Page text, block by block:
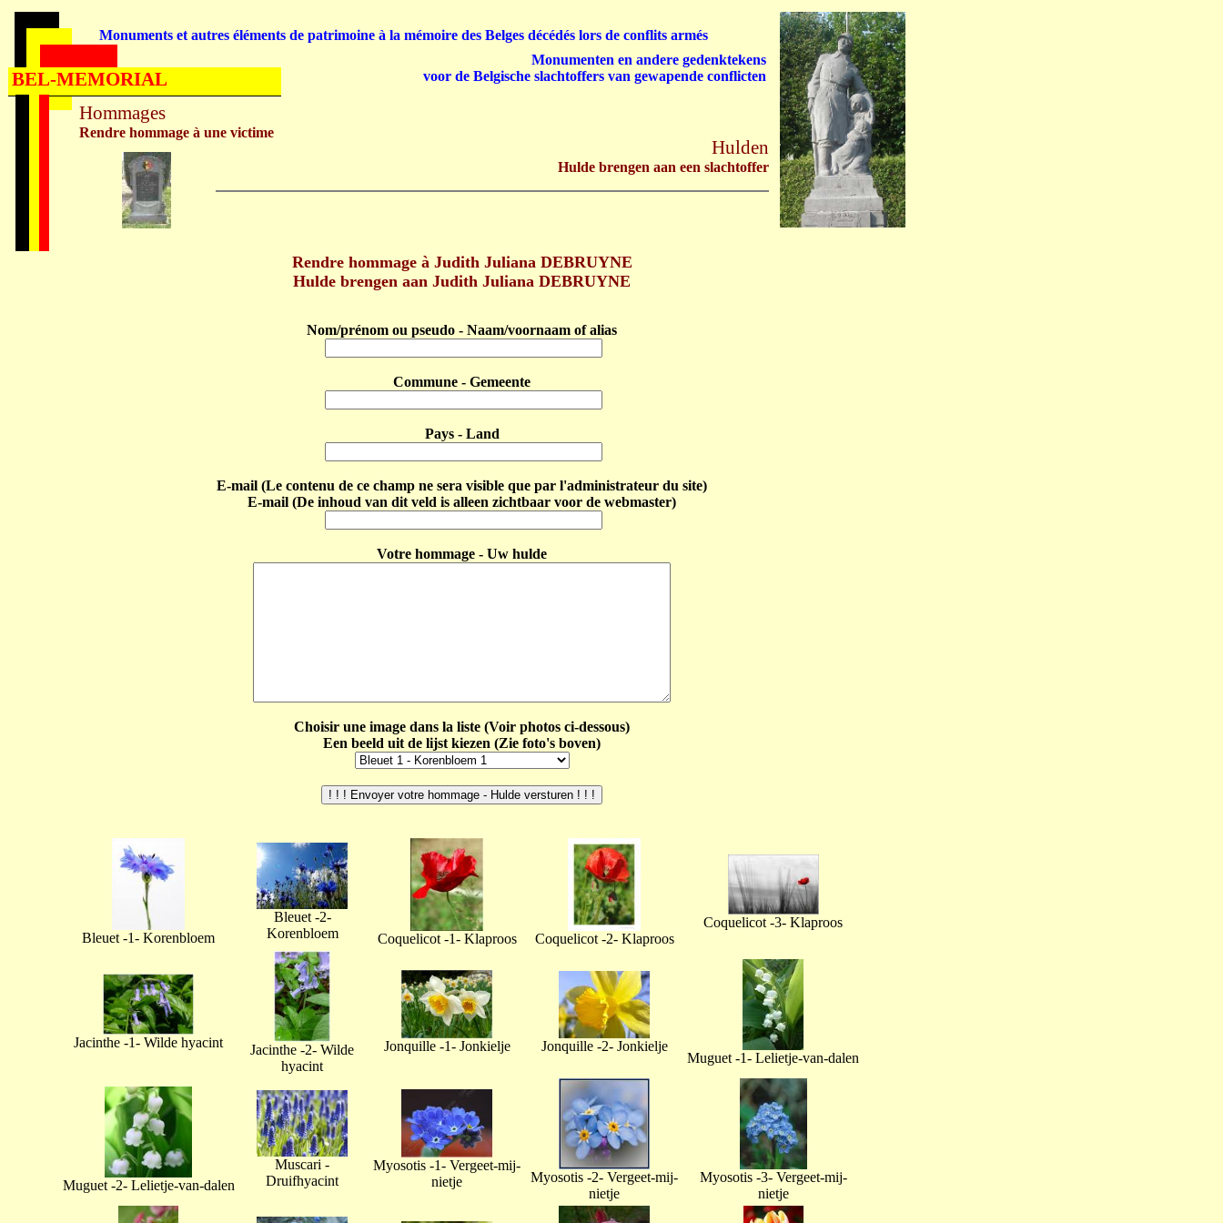
Rendre hommage à Judith Juliana DEBRUYNE
Hulde brengen aan Judith Juliana DEBRUYNE
Nom/prénom ou pseudo - Naam/voornaam of alias
Commune - Gemeente
Pays - Land
E-mail (Le contenu de ce champ ne sera visible que par l'administrateur du site)
E-mail (De inhoud van dit veld is alleen zichtbaar voor de webmaster)
Votre hommage - Uw hulde
Choisir une image dans la liste (Voir photos ci-dessous)
Een beeld uit de lijst kiezen (Zie foto's boven)
Bleuet -1- Korenbloem
Bleuet -2-
Korenbloem
Coquelicot -1- Klaproos Coquelicot -2- Klaproos
Coquelicot -3- Klaproos
Jacinthe -1- Wilde hyacint
Jacinthe -2- Wilde
hyacint
Jonquille -1- Jonkielje Jonquille -2- Jonkielje
Muguet -1- Lelietje-van-dalen
Muguet -2- Lelietje-van-dalen
Muscari -
Druifhyacint
Myosotis -1- Vergeet-mij-
nietje
Myosotis -2- Vergeet-mij-
nietje
Myosotis -3- Vergeet-mij-
nietje
Hommages
Rendre hommage à une victime
Hulden
Hulde brengen aan een slachtoffer
Monuments et autres éléments de patrimoine à la mémoire des Belges décédés lors de conflits armés
Monumenten en andere gedenktekens
voor de Belgische slachtoffers van gewapende conflicten
BEL-MEMORIAL